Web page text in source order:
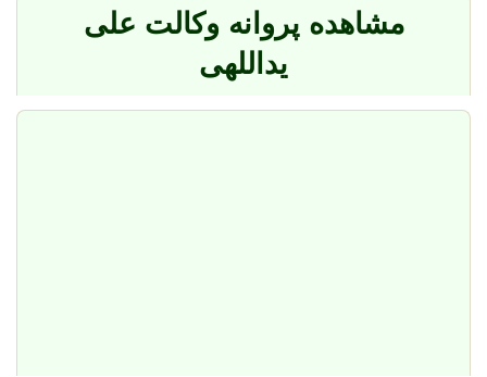
مشاهده پروانه وکالت علی
یداللهی